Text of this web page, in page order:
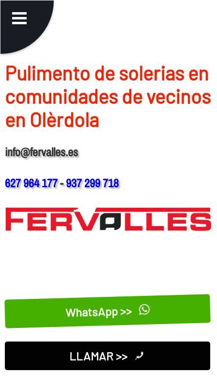
Pulimento de solerias en
comunidades de vecinos
en Olèrdola
info@fervalles.es
627 964 177-937 299 718
WhatsApp >>
LLAMAR >>